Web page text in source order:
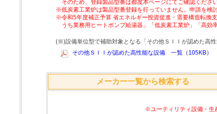
そのため、登録製品型番は都度本ページにてご確認くださ
※低炭素工業炉は製品型番登録を行っていません。申請を検
※令和5年度補正予算 省エネルギー投資促進・需要構造転換
うち業務用ヒートポンプ給湯器」「低炭素工業炉」「高
(Ⅲ)設備単位型で補助対象となる「その他ＳＩＩが認めた高
その他ＳＩＩが認めた高性能な設備 一覧（105KB）
メーカー一覧から検索する
※ユーティリティ設備・生